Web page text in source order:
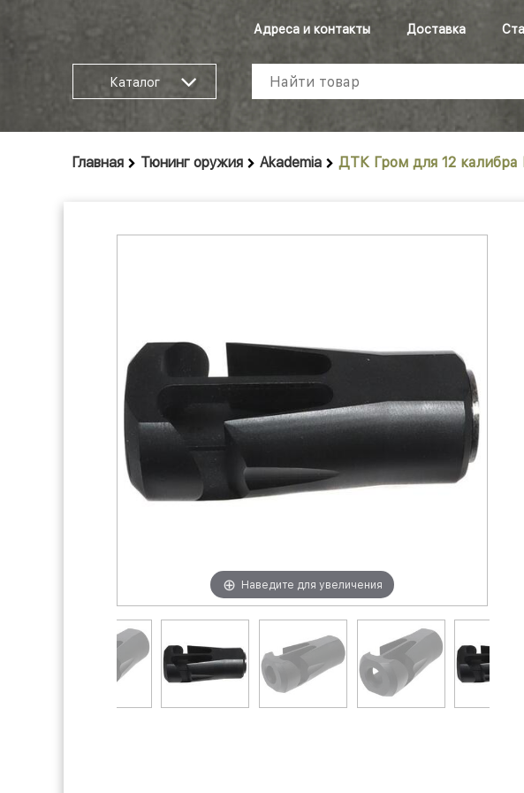
Адреса и контакты Доставка
Каталог
Главная Тюнинг оружия Akademia ДТК Гром для 12 калибра
Наведите для увеличения